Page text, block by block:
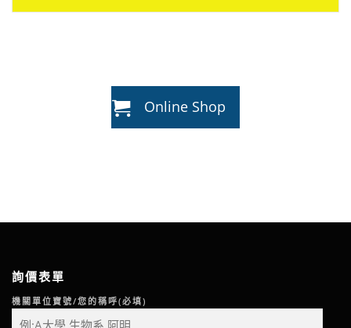
Online Shop
詢價表單
機關單位寶號/您的稱呼(必填)